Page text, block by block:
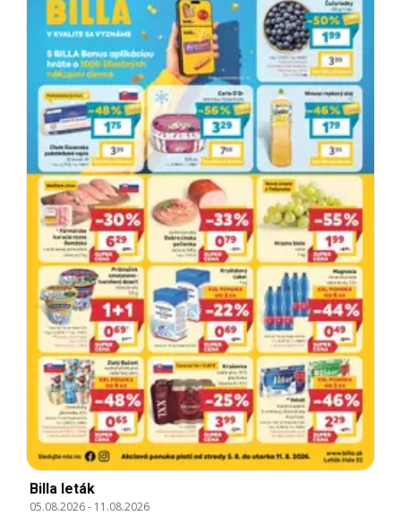
Billa leták
05.08.2026- 11.08.2026